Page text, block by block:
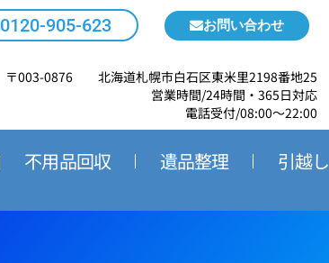
0120-905-623 お問い合わせ
〒003-0876 北海道札幌市白石区東米里2198番地25
営業時間/24時間・365日対応
電話受付/08:00～22:00
不用品回収 遺品整理 引越し